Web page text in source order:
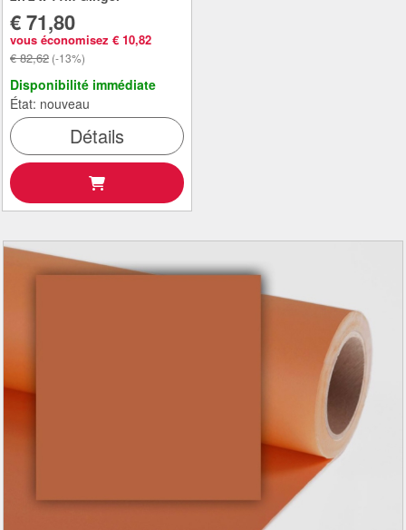
€ 71,80
vous économisez € 10,82
€ 82,62 (-13%)
Disponibilité immédiate
État: nouveau
Détails